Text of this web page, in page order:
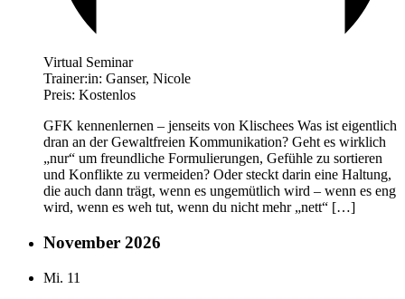
Virtual Seminar
Trainer:in: Ganser, Nicole
Preis: Kostenlos
GFK kennenlernen – jenseits von Klischees Was ist eigentlich
dran an der Gewaltfreien Kommunikation? Geht es wirklich
„nur“ um freundliche Formulierungen, Gefühle zu sortieren
und Konflikte zu vermeiden? Oder steckt darin eine Haltung,
die auch dann trägt, wenn es ungemütlich wird – wenn es eng
wird, wenn es weh tut, wenn du nicht mehr „nett“ […]
November 2026
Mi. 11